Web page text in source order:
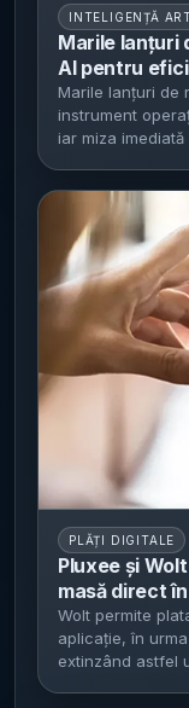
INTELIGENȚĂ
Marile lanțuri
AI pentru
Tehnologia
alimentară și
Marile lanțuri de
instrument
iar miza
PLĂȚI DIGITALE
Pluxee și
masă direct
locală
Wolt permite
aplicație, în
extinzând astfel